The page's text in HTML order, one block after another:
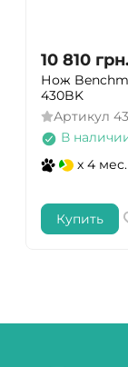
10 810 грн.
Нож
430BK
Артикул
В
x 4 мес.
Купить